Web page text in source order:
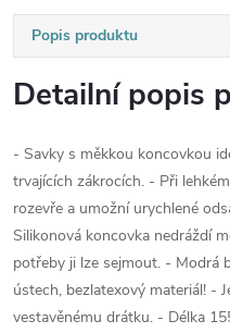
Popis produktu
Detailní popis
- Savky s měkkou koncovkou
trvajících zákrocích. - Při
rozevře a umožní urychlené
Silikonová koncovka nedráždí
potřeby ji lze sejmout. - Modrá
ústech, bezlatexový materiál! -
vestavěnému drátku. - Délka